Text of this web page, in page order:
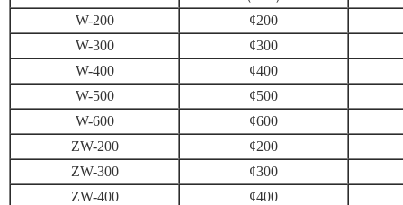
W-200
¢200
W-300
¢300
W-400
¢400
W-500
¢500
W-600
¢600
ZW-200
¢200
ZW-300
¢300
ZW-400
¢400